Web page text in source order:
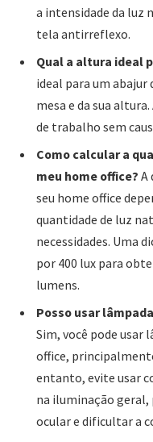
a intensidade da luz
tela antirreflexo.
Qual a altura ideal
ideal para um abajur
mesa e da sua
de trabalho sem
Como calcular a
meu home office? A
seu home office
quantidade de luz
necessidades. Uma
por 400 lux para
lumens.
Posso usar
Sim, você pode usar
office,
entanto, evite usar
na iluminação geral,
ocular e dificultar a